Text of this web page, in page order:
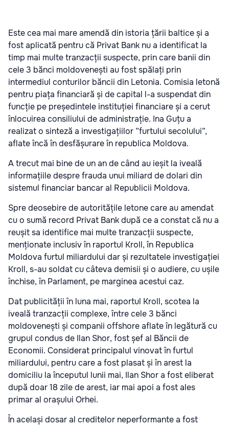
Este cea mai mare amendă din istoria țării baltice și a
fost aplicată pentru că Privat Bank nu a identificat la
timp mai multe tranzacții suspecte, prin care banii din
cele 3 bănci moldovenești au fost spălați prin
intermediul conturilor băncii din Letonia. Comisia letonă
pentru piața financiară și de capital l-a suspendat din
funcție pe președintele instituției financiare și a cerut
înlocuirea consiliului de administrație. Ina Guțu a
realizat o sinteză a investigațiilor ”furtului secolului”,
aflate încă în desfășurare în republica Moldova.
A trecut mai bine de un an de când au ieșit la iveală
informațiile despre frauda unui miliard de dolari din
sistemul financiar bancar al Republicii Moldova.
Spre deosebire de autoritățile letone care au amendat
cu o sumă record Privat Bank după ce a constat că nu a
reușit sa identifice mai multe tranzacții suspecte,
menționate inclusiv în raportul Kroll, în Republica
Moldova furtul miliardului dar și rezultatele investigației
Kroll, s-au soldat cu câteva demisii și o audiere, cu ușile
închise, în Parlament, pe marginea acestui caz.
Dat publicității în luna mai, raportul Kroll, scotea la
iveală tranzacții complexe, între cele 3 bănci
moldovenești și companii offshore aflate în legătură cu
grupul condus de Ilan Shor, fost șef al Băncii de
Economii. Considerat principalul vinovat în furtul
miliardului, pentru care a fost plasat și în arest la
domiciliu la începutul lunii mai, Ilan Shor a fost eliberat
după doar 18 zile de arest, iar mai apoi a fost ales
primar al orașului Orhei.
În același dosar al creditelor neperformante a fost